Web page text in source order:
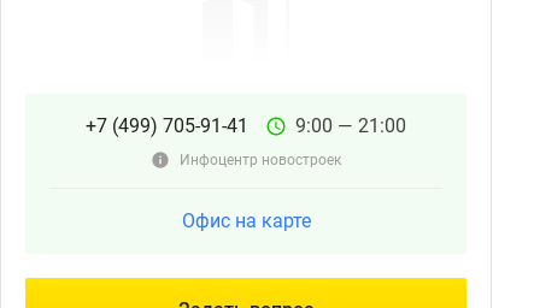
+7 (499) 705-91-41 9:00 — 21:00
Инфоцентр новостроек
Офис на карте